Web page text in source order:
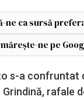
ne ca sursă
ne pe
s-a confruntat
rafale